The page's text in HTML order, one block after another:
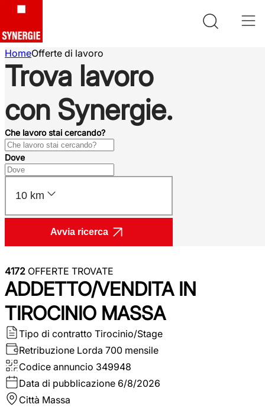
HomeOfferte di lavoro
Trova lavoro
con Synergie.
Che lavoro stai cercando?
Dove
10 km
Avvia ricerca
4172 OFFERTE TROVATE
ADDETTO/VENDITA IN
TIROCINIO MASSA
Tipo di contratto Tirocinio/Stage
Retribuzione Lorda 700 mensile
Codice annuncio 349948
Data di pubblicazione 6/8/2026
Città Massa